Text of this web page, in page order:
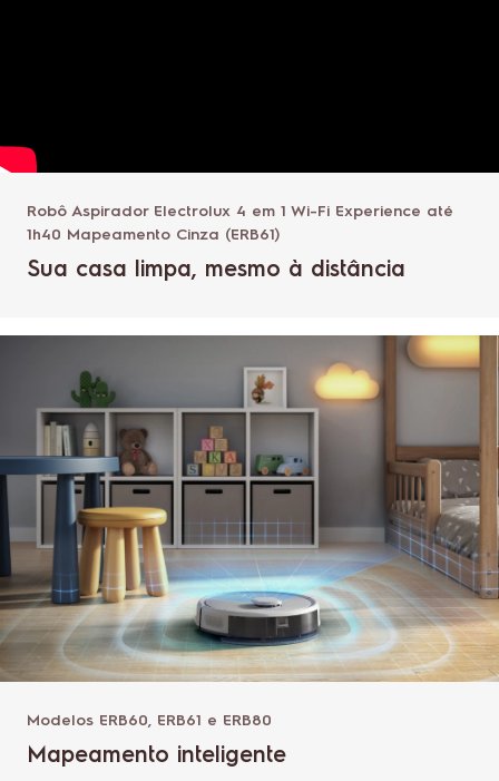
Robô Aspirador Electrolux 4 em 1 Wi-Fi Experience até
1h40 Mapeamento Cinza (ERB61)
Sua casa limpa, mesmo à distância
Modelos ERB60, ERB61 e ERB80
Mapeamento inteligente